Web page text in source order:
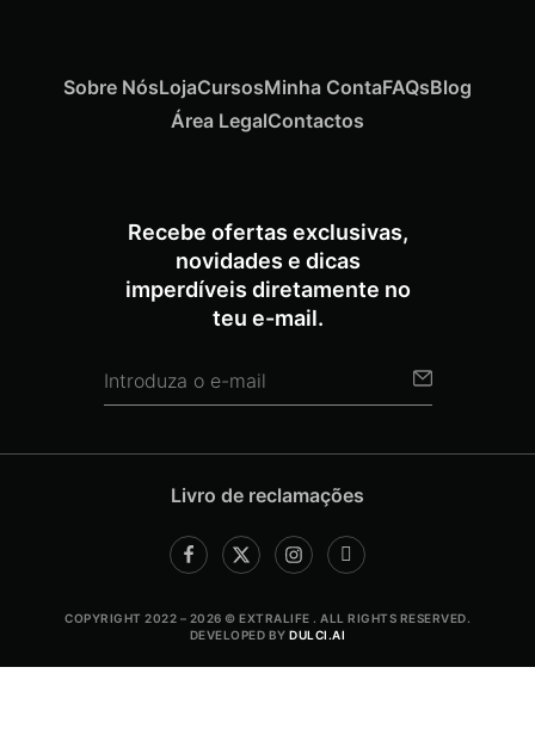
Recebe ofertas exclusivas,
novidades e dicas
imperdíveis diretamente no
teu e-mail.
Sobre NósLojaCursosMinha ContaFAQsBlog
Área LegalContactos
Livro de reclamações
COPYRIGHT 2022 – 2026 © EXTRALIFE . ALL RIGHTS RESERVED.
DEVELOPED BYDULCI.AI